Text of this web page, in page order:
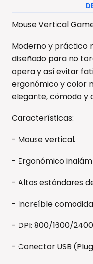
Mouse Vertical
Moderno y práctico
diseñado para no
opera y así evitar
ergonómico y color
elegante, cómodo y
Características:
- Mouse vertical.
- Ergonómico
- Altos estándares
- Increíble
- DPI: 800/1600/2400
- Conector USB